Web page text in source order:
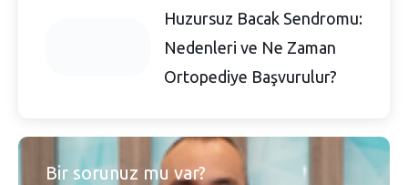
Huzursuz Bacak Sendromu:
Nedenleri ve Ne Zaman
Ortopediye Başvurulur?
Bir sorunuz mu var?